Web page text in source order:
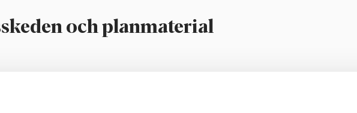
och planmaterial